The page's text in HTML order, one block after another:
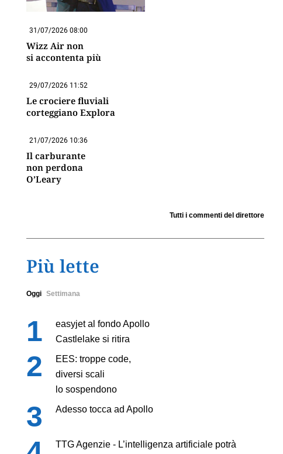
31/07/2026 08:00
Wizz Air non
si accontenta più
29/07/2026 11:52
Le crociere fluviali
corteggiano Explora
21/07/2026 10:36
Il carburante
non perdona
O’Leary
Tutti i commenti del direttore
Più lette
Oggi Settimana
easyjet al fondo Apollo
Castlelake si ritira
EES: troppe code,
diversi scali
lo sospendono
Adesso tocca ad Apollo
TTG Agenzie - L’intelligenza artificiale potrà